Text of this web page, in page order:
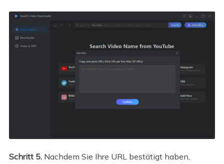
Schritt 5.Nachdem Sie Ihre URL bestätigt haben,